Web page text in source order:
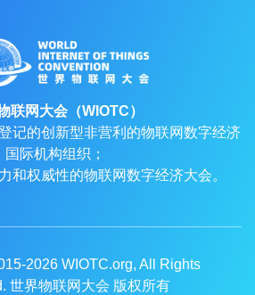
联网大会（WIOTC）
记的创新型非营利的物联网数字经济
国际机构组织；
和权威性的物联网数字经济大会。
2026 WIOTC.org, All Rights
世界物联网大会 版权所有